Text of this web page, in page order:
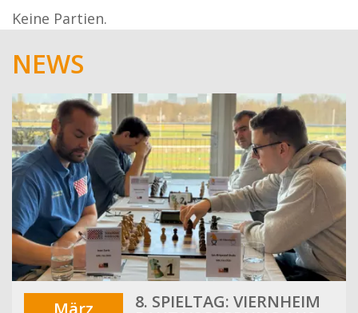
Keine Partien.
NEWS
8. SPIELTAG: VIERNHEIM